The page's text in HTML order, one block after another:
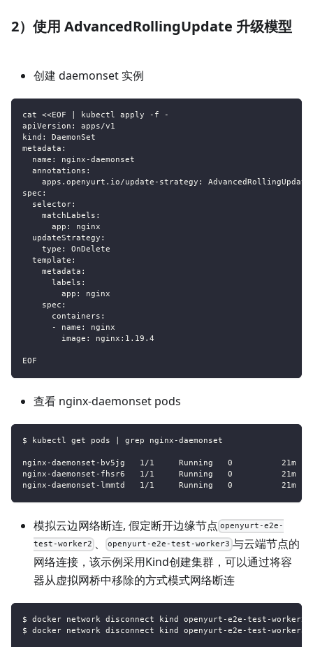
2）使用 AdvancedRollingUpdate 升级模型
创建 daemonset 实例
cat <<EOF | kubectl apply -f -
apiVersion: apps/v1
kind: DaemonSet
metadata:
  name: nginx-daemonset
  annotations:
    apps.openyurt.io/update-strategy: AdvancedRollingUpdate
spec:
  selector:
    matchLabels:
      app: nginx
  updateStrategy:
    type: OnDelete
  template:
    metadata:
      labels:
        app: nginx
    spec:
      containers:
      - name: nginx
        image: nginx:1.19.4
EOF
查看 nginx-daemonset pods
$ kubectl get pods | grep nginx-daemonset
nginx-daemonset-bv5jg   1/1     Running   0          21m
nginx-daemonset-fhsr6   1/1     Running   0          21m
nginx-daemonset-lmmtd   1/1     Running   0          21m
模拟云边网络断连, 假定断开边缘节点 openyurt-e2e-
test-worker2 、 openyurt-e2e-test-worker3 与云端节点的
网络连接，该示例采用Kind创建集群，可以通过将容
器从虚拟网桥中移除的方式模式网络断连
$ docker network disconnect kind openyurt-e2e-test-worker2
$ docker network disconnect kind openyurt-e2e-test-worker3